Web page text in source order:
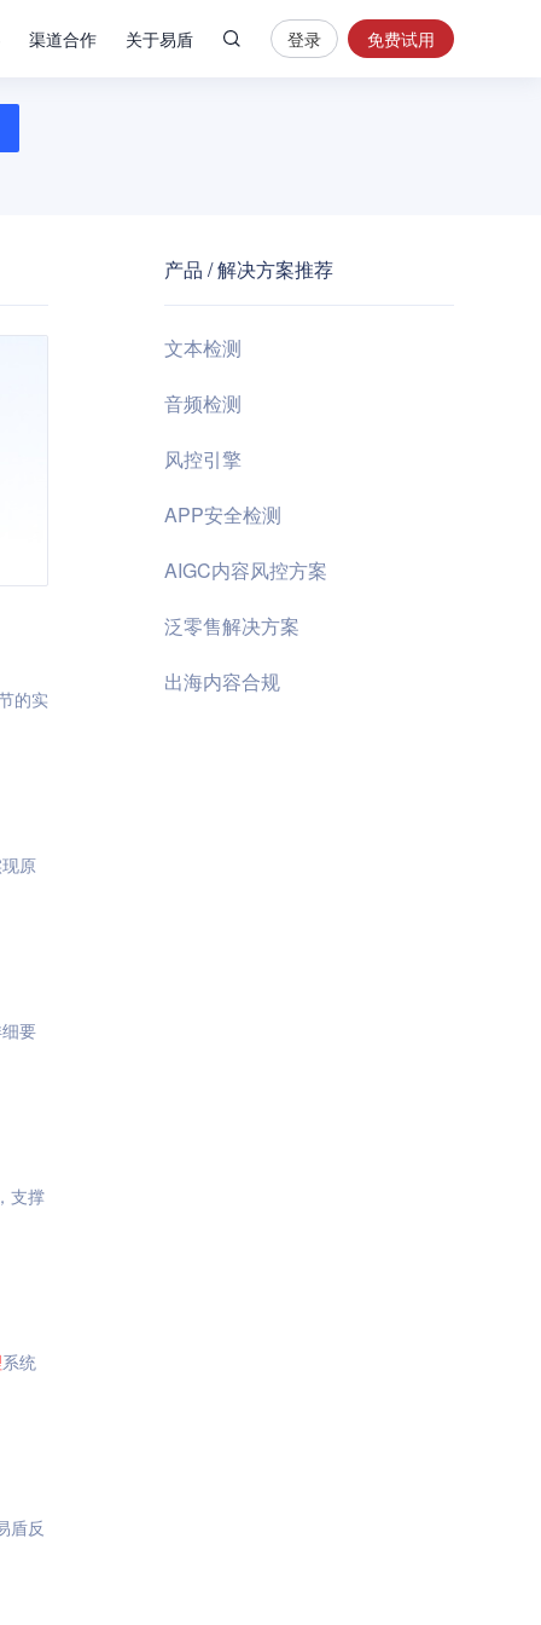
渠道合作 关于易盾
安
全
控
登录 免费试用
的实
原
要
支撑
系统
盾反
产品 / 解决方案推荐
文本检测
音频检测
风控引擎
APP安全检测
AIGC内容风控方案
泛零售解决方案
出海内容合规